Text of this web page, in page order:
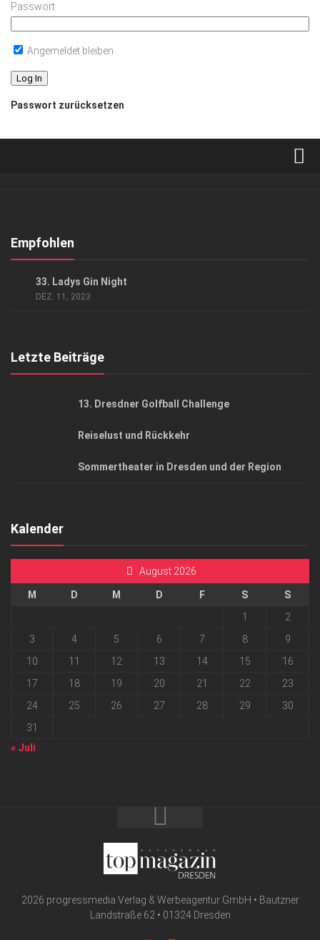
Passwort
Angemeldet bleiben
Passwort zurücksetzen
Kontakt, Impressum
Empfohlen
33. Ladys Gin Night
DEZ. 11, 2023
Letzte Beiträge
13. Dresdner Golfball Challenge
Reiselust und Rückkehr
Sommertheater in Dresden und der Region
Kalender
August 2026
M D M D F S
S
1
2
3
4 5 6 7 8
9
10
11 12 13 14 15
16
17
18 19 20 21 22
23
24
25 26 27 28 29
30
31
« Juli
2026 progressmedia Verlag & Werbeagentur GmbH • Bautzner
Landstraße 62 • 01324 Dresden